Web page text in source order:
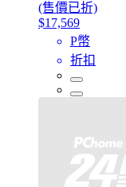
(售價已折)
$17,569
P幣
折扣